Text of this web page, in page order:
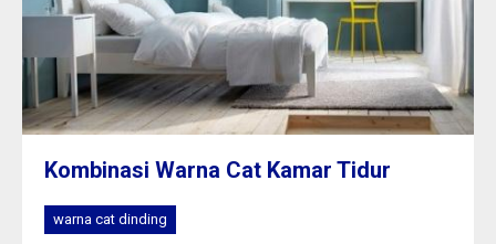
Kombinasi Warna Cat Kamar Tidur
warna cat dinding